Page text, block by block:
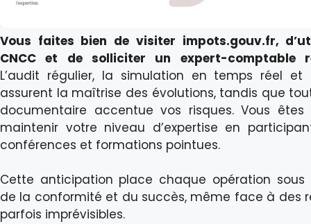
Vous faites bien de visiter impots.gouv.fr,
CNCC et de solliciter un expert-comptable
L’audit régulier, la simulation en temps réel et
assurent la maîtrise des évolutions, tandis que
documentaire accentue vos risques. Vous
maintenir votre niveau d’expertise en
conférences et formations pointues.
Cette anticipation place chaque opération sous
de la conformité et du succès, même face à des
parfois imprévisibles.